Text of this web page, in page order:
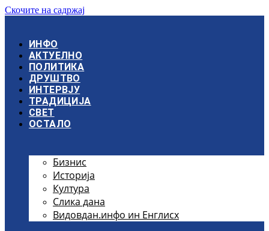
Скочите на садржај
ИНФО
АКТУЕЛНО
ПОЛИТИКА
ДРУШТВО
ИНТЕРВЈУ
ТРАДИЦИЈА
СВЕТ
ОСТАЛО
Бизнис
Историја
Култура
Слика дана
Видовдан.инфо ин Енглисх